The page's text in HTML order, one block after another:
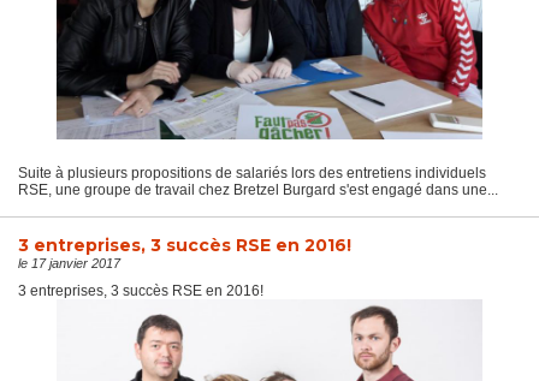
Suite à plusieurs propositions de salariés lors des entretiens individuels
RSE, une groupe de travail chez Bretzel Burgard s'est engagé dans une...
3 entreprises, 3 succès RSE en 2016!
le 17 janvier 2017
3 entreprises, 3 succès RSE en 2016!